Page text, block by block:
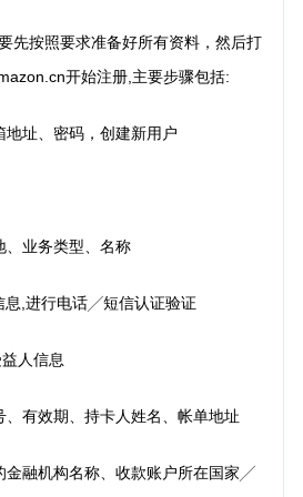
先按照要求准备好所有资料，然后打
开始注册,主要步骤包括:
地址、密码，创建新用户
、业务类型、名称
息,进行电话╱短信认证验证
人信息
、有效期、持卡人姓名、帐单地址
金融机构名称、收款账户所在国家╱